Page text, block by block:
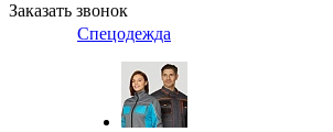
Заказать звонок
Спецодежда